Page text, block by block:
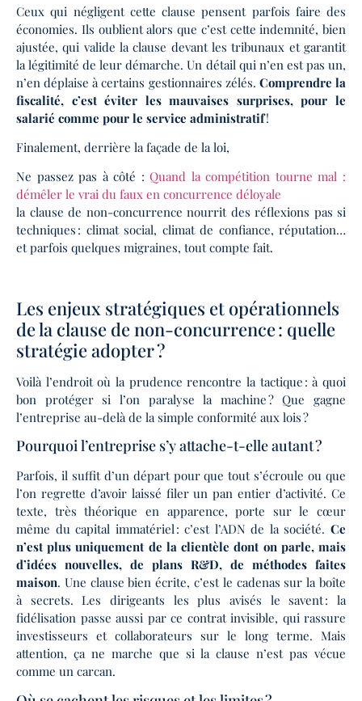
Ceux qui négligent cette clause pensent parfois faire des
économies. Ils oublient alors que c’est cette indemnité, bien
ajustée, qui valide la clause devant les tribunaux et garantit
la légitimité de leur démarche. Un détail qui n’en est pas un,
n’en déplaise à certains gestionnaires zélés. Comprendre la
fiscalité, c’est éviter les mauvaises surprises, pour le
salarié comme pour le service administratif!
Finalement, derrière la façade de la loi,
Ne passez pas à côté :Quand la compétition tourne mal :
démêler le vrai du faux en concurrence déloyale
la clause de non-concurrence nourrit des réflexions pas si
techniques : climat social, climat de confiance, réputation…
et parfois quelques migraines, tout compte fait.
Les enjeux stratégiques et opérationnels
de la clause de non-concurrence : quelle
stratégie adopter ?
Voilà l’endroit où la prudence rencontre la tactique : à quoi
bon protéger si l’on paralyse la machine ? Que gagne
l’entreprise au-delà de la simple conformité aux lois ?
Pourquoi l’entreprise s’y attache-t-elle autant ?
Parfois, il suffit d’un départ pour que tout s’écroule ou que
l’on regrette d’avoir laissé filer un pan entier d’activité. Ce
texte, très théorique en apparence, porte sur le cœur
même du capital immatériel : c’est l’ADN de la société. Ce
n’est plus uniquement de la clientèle dont on parle, mais
d’idées nouvelles, de plans R&D, de méthodes faites
maison. Une clause bien écrite, c’est le cadenas sur la boîte
à secrets. Les dirigeants les plus avisés le savent : la
fidélisation passe aussi par ce contrat invisible, qui rassure
investisseurs et collaborateurs sur le long terme. Mais
attention, ça ne marche que si la clause n’est pas vécue
comme un carcan.